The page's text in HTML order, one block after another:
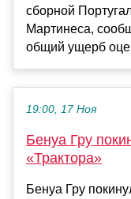
сборной
Мартинеса,
общий ущерб
19:00, 17 Ноя
Бенуа Гру
«Трактора»
Бенуа Гру